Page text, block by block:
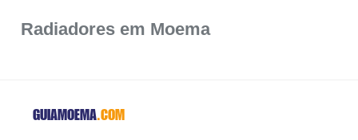
Radiadores em Moema
GUIAMOEMA.COM